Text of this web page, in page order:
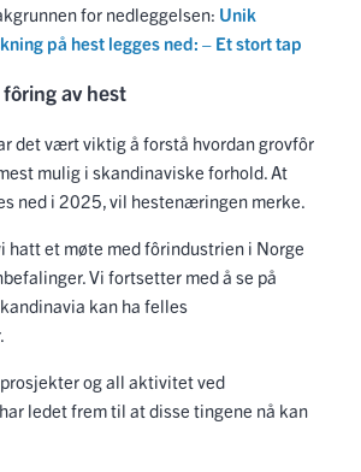
for nedleggelsen: Unik
på hest legges ned: – Et stort tap
av hest
det vært viktig å forstå hvordan grovfôr
mulig i skandinaviske forhold. At
ned i 2025, vil hestenæringen merke.
hatt et møte med fôrindustrien i Norge
Vi fortsetter med å se på
kan ha felles
og all aktivitet ved
ledet frem til at disse tingene nå kan